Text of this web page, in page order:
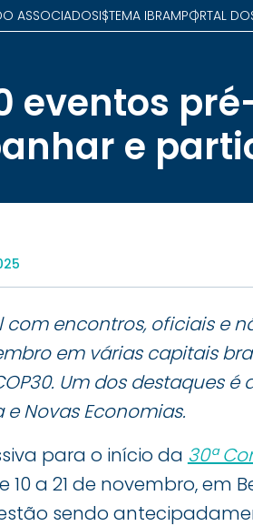
ASSOCIADOSISTEMA IBRAMPORTAL
eventos
e
encontros, oficiais e
em várias capitais
Um dos destaques é
Novas Economias.
para o início da 30ª
10 a 21 de novembro, em
sendo